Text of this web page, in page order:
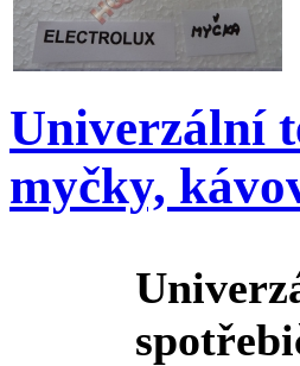
Univerzální
myčky,